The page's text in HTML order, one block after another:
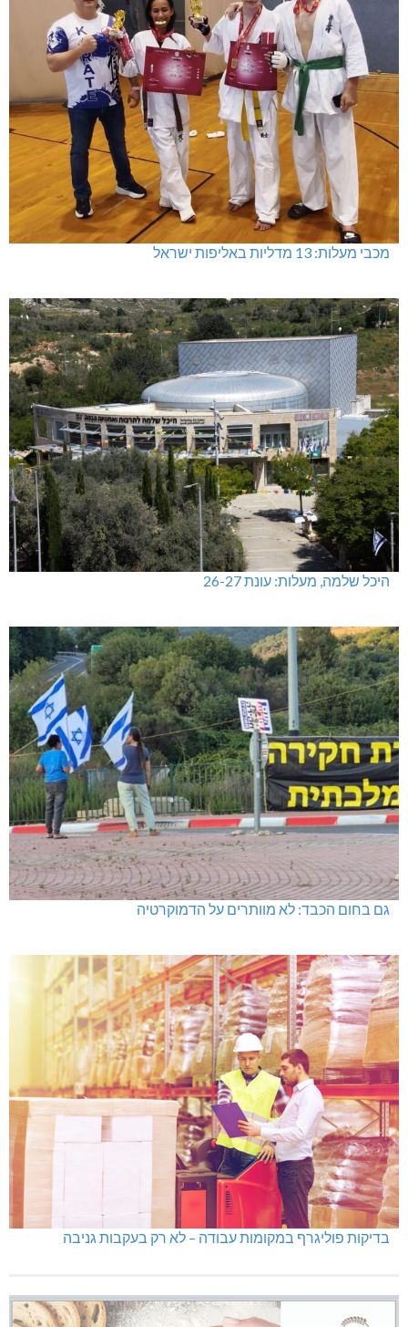
מכבי מעלות: 13 מדליות באליפות ישראל
היכל שלמה, מעלות: עונת 26-27
גם בחום הכבד: לא מוותרים על הדמוקרטיה
בדיקות פוליגרף במקומות עבודה – לא רק בעקבות גניבה